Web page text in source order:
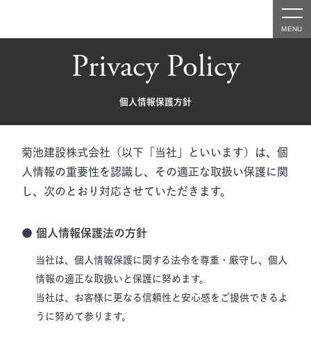
Privacy Policy
個人情報保護方針
菊池建設株式会社（以下「当社」といいます）は、個
人情報の重要性を認識し、その適正な取扱い保護に関
し、次のとおり対応させていただきます。
● 個人情報保護法の方針
当社は、個人情報保護に関する法令を尊重・厳守し、個人
情報の適正な取扱いと保護に努めます。
当社は、お客様に更なる信頼性と安心感をご提供できるよ
うに努めて参ります。